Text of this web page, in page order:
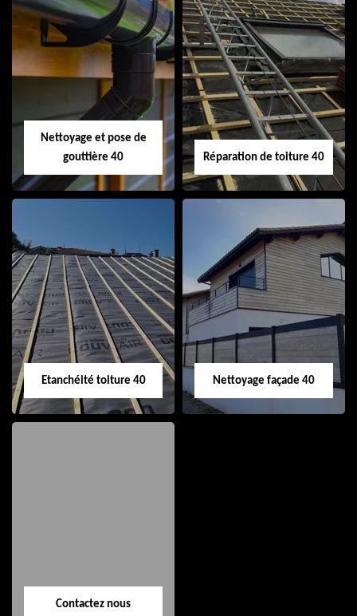
Isolation de toiture
40
Peinture sur tuile
40
Nettoyage et pose de
gouttière 40
Nettoyage et pose
de gouttière 40
Réparation de toiture 40
Réparation de
toiture 40
Etanchéité toiture 40 Nettoyage façade 40
Contactez nous